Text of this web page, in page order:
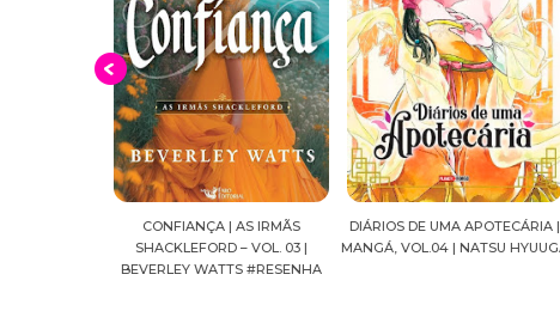
DIÁRIOS DE UMA APOTECÁRIA |
MANGÁ, VOL.04 | NATSU HYUUGA
CAVALEIROS DO ZODÍACO: SAINT
SEIYA FINAL EDITION | VOL. 05 |